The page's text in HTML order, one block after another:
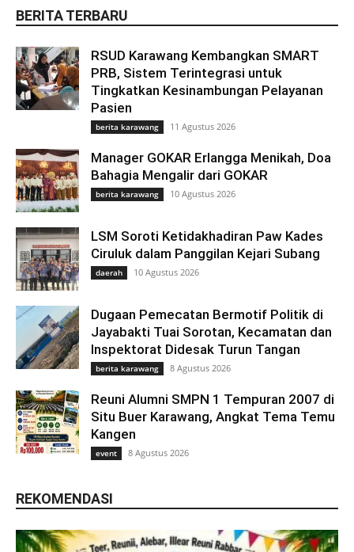
BERITA TERBARU
RSUD Karawang Kembangkan SMART
PRB, Sistem Terintegrasi untuk
Tingkatkan Kesinambungan Pelayanan
Pasien
berita karawang 11 Agustus 2026
Manager GOKAR Erlangga Menikah, Doa
Bahagia Mengalir dari GOKAR
berita karawang 10 Agustus 2026
LSM Soroti Ketidakhadiran Paw Kades
Ciruluk dalam Panggilan Kejari Subang
daerah 10 Agustus 2026
Dugaan Pemecatan Bermotif Politik di
Jayabakti Tuai Sorotan, Kecamatan dan
Inspektorat Didesak Turun Tangan
berita karawang 8 Agustus 2026
Reuni Alumni SMPN 1 Tempuran 2007 di
Situ Buer Karawang, Angkat Tema Temu
Kangen
event 8 Agustus 2026
REKOMENDASI